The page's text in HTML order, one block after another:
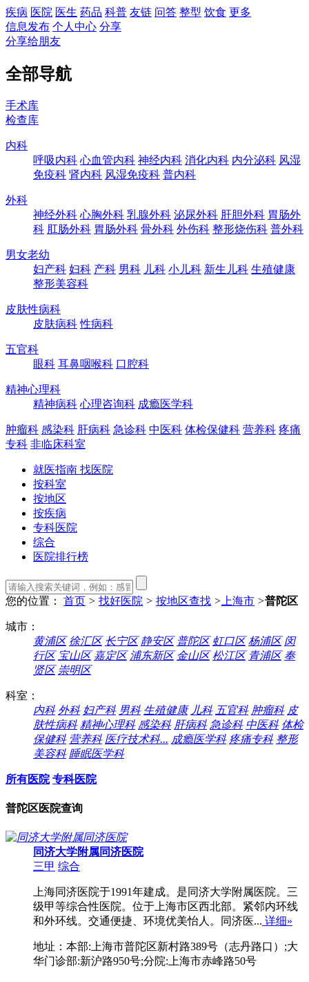
疾病 医院 医生 药品 科普 友链 问答 整型 饮食 更多
信息发布 个人中心 分享
分享给朋友
全部导航
手术库
检查库
内科
呼吸内科 心血管内科 神经内科 消化内科 内分泌科 风湿
免疫科 肾内科 风湿免疫科 普内科
外科
神经外科 心胸外科 乳腺外科 泌尿外科 肝胆外科 胃肠外
科 肛肠外科 胃肠外科 骨外科 外伤科 整形烧伤科 普外科
男女老幼
妇产科 妇科 产科 男科 儿科 小儿科 新生儿科 生殖健康
整形美容科
皮肤性病科
皮肤病科 性病科
五官科
眼科 耳鼻咽喉科 口腔科
精神心理科
精神病科 心理咨询科 成瘾医学科
肿瘤科 感染科 肝病科 急诊科 中医科 体检保健科 营养科 疼痛
专科 非临床科室
就医指南 找医院
按科室
按地区
按疾病
专科医院
综合
医院排行榜
您的位置： 首页 > 找好医院 > 按地区查找 > 上海市 >普陀区
城市：
黄浦区 徐汇区 长宁区 静安区 普陀区 虹口区 杨浦区 闵
行区 宝山区 嘉定区 浦东新区 金山区 松江区 青浦区 奉
贤区 崇明区
科室：
内科 外科 妇产科 男科 生殖健康 儿科 五官科 肿瘤科 皮
肤性病科 精神心理科 感染科 肝病科 急诊科 中医科 体检
保健科 营养科 医疗技术科... 成瘾医学科 疼痛专科 整形
美容科 睡眠医学科
所有医院 专科医院
普陀区医院查询
同济大学附属同济医院
三甲 综合
上海同济医院于1991年建成。是同济大学附属医院。三
级甲等综合性医院。位于上海市区西北部。紧邻内环线
和外环线。交通便捷、环境优美怡人。同济医... 详细»
地址：本部:上海市普陀区新村路389号（志丹路口）;大
华门诊部:新沪路950号;分院:上海市赤峰路50号